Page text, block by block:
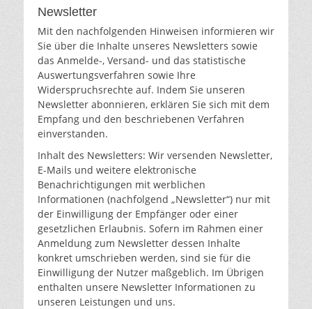
Newsletter
Mit den nachfolgenden Hinweisen informieren wir
Sie über die Inhalte unseres Newsletters sowie
das Anmelde-, Versand- und das statistische
Auswertungsverfahren sowie Ihre
Widerspruchsrechte auf. Indem Sie unseren
Newsletter abonnieren, erklären Sie sich mit dem
Empfang und den beschriebenen Verfahren
einverstanden.
Inhalt des Newsletters: Wir versenden Newsletter,
E-Mails und weitere elektronische
Benachrichtigungen mit werblichen
Informationen (nachfolgend „Newsletter“) nur mit
der Einwilligung der Empfänger oder einer
gesetzlichen Erlaubnis. Sofern im Rahmen einer
Anmeldung zum Newsletter dessen Inhalte
konkret umschrieben werden, sind sie für die
Einwilligung der Nutzer maßgeblich. Im Übrigen
enthalten unsere Newsletter Informationen zu
unseren Leistungen und uns.